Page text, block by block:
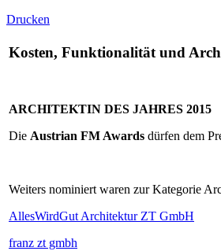
Drucken
Kosten, Funktionalität und
ARCHITEKTIN DES JAHRES 2015
Die Austrian FM Awards dürfen dem
Weiters nominiert waren zur Kategorie
AllesWirdGut Architektur ZT GmbH
franz zt gmbh